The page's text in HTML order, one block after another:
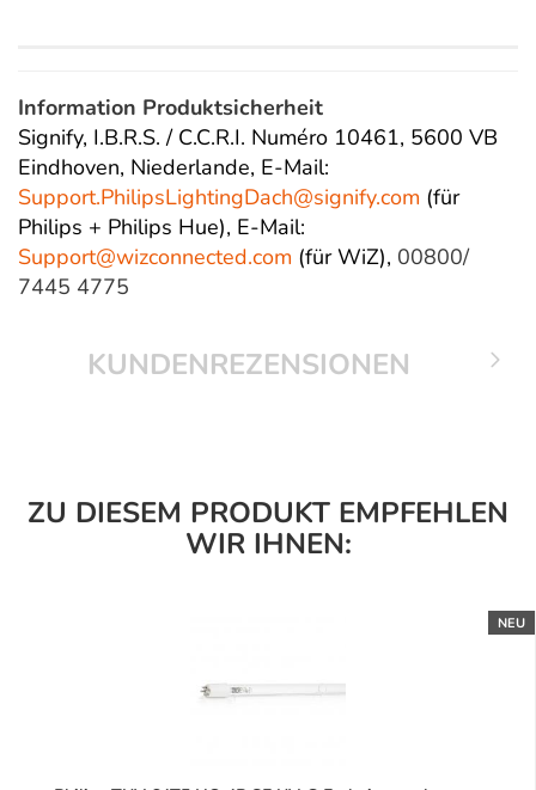
Information Produktsicherheit
Signify, I.B.R.S. / C.C.R.I. Numéro 10461, 5600 VB
Eindhoven, Niederlande, E-Mail:
Support.PhilipsLightingDach@signify.com (für
Philips + Philips Hue), E-Mail:
Support@wizconnected.com (für WiZ), 00800/
7445 4775
KUNDENREZENSIONEN
ZU DIESEM PRODUKT EMPFEHLEN
WIR IHNEN:
NEU